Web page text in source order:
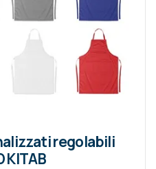
regolabili
KITAB